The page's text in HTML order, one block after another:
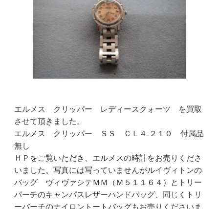
エルメス クリッパー レディースクォーツ を買取
させて頂きました。
エルメス クリッパー ＳＳ ＣＬ４.２１０ 付属品
無し
ＨＰをご覧いただき、エルメスの時計をお売りくださ
いました。写真には写っていませんがルイヴィトンの
バッグ ヴィヴァシテＭＭ（Ｍ５１１６４）とトリー
バーチのキャンパスレザーハンドバッグ、同じくトリ
ーバーチのナイロントートバッグもお売りくださいま